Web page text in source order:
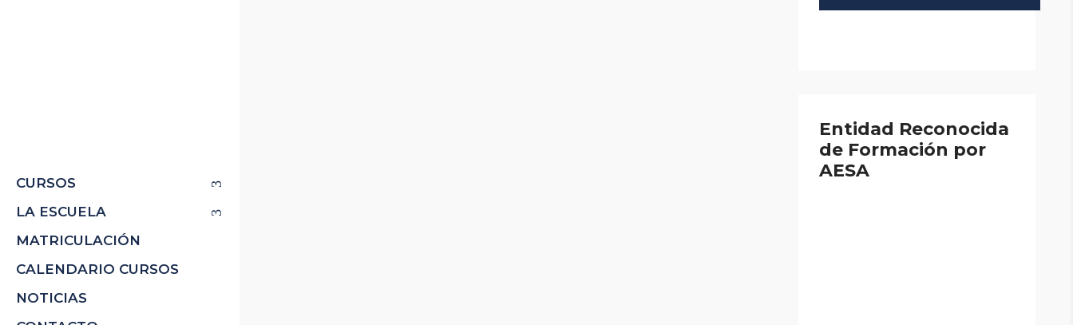
CURSOS
LA ESCUELA
MATRICULACIÓN
CALENDARIO CURSOS
NOTICIAS
Entidad Reconocida
de Formación por
AESA